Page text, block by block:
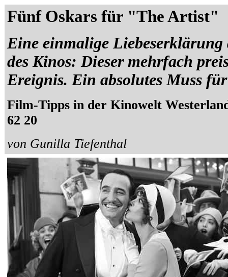
Fünf Oskars für "The Artist"
Eine einmalige
des Kinos: Dieser mehrfach
Ereignis. Ein absolutes Muss
Film-Tipps in der Kinowelt
62 20
von Gunilla Tiefenthal